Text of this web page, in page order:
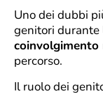
Uno dei dubbi
genitori durante
percorso.
Il ruolo dei